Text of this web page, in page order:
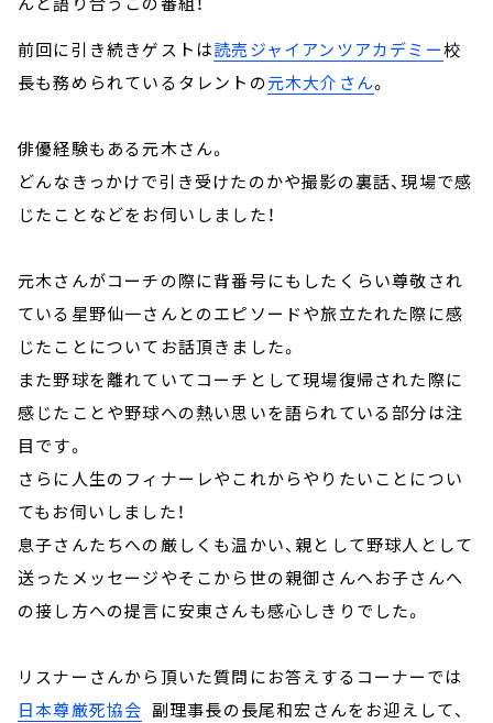
前回に引き続きゲストは読売ジャイアンツアカデミー校
長も務められているタレントの元木大介さん。
俳優経験もある元木さん。
どんなきっかけで引き受けたのかや撮影の裏話、現場で感
じたことなどをお伺いしました！
元木さんがコーチの際に背番号にもしたくらい尊敬され
ている星野仙一さんとのエピソードや旅立たれた際に感
じたことについてお話頂きました。
また野球を離れていてコーチとして現場復帰された際に
感じたことや野球への熱い思いを語られている部分は注
目です。
さらに人生のフィナーレやこれからやりたいことについ
てもお伺いしました！
息子さんたちへの厳しくも温かい、親として野球人として
送ったメッセージやそこから世の親御さんへお子さんへ
の接し方への提言に安東さんも感心しきりでした。
リスナーさんから頂いた質問にお答えするコーナーでは
日本尊厳死協会 副理事長の長尾和宏さんをお迎えして、